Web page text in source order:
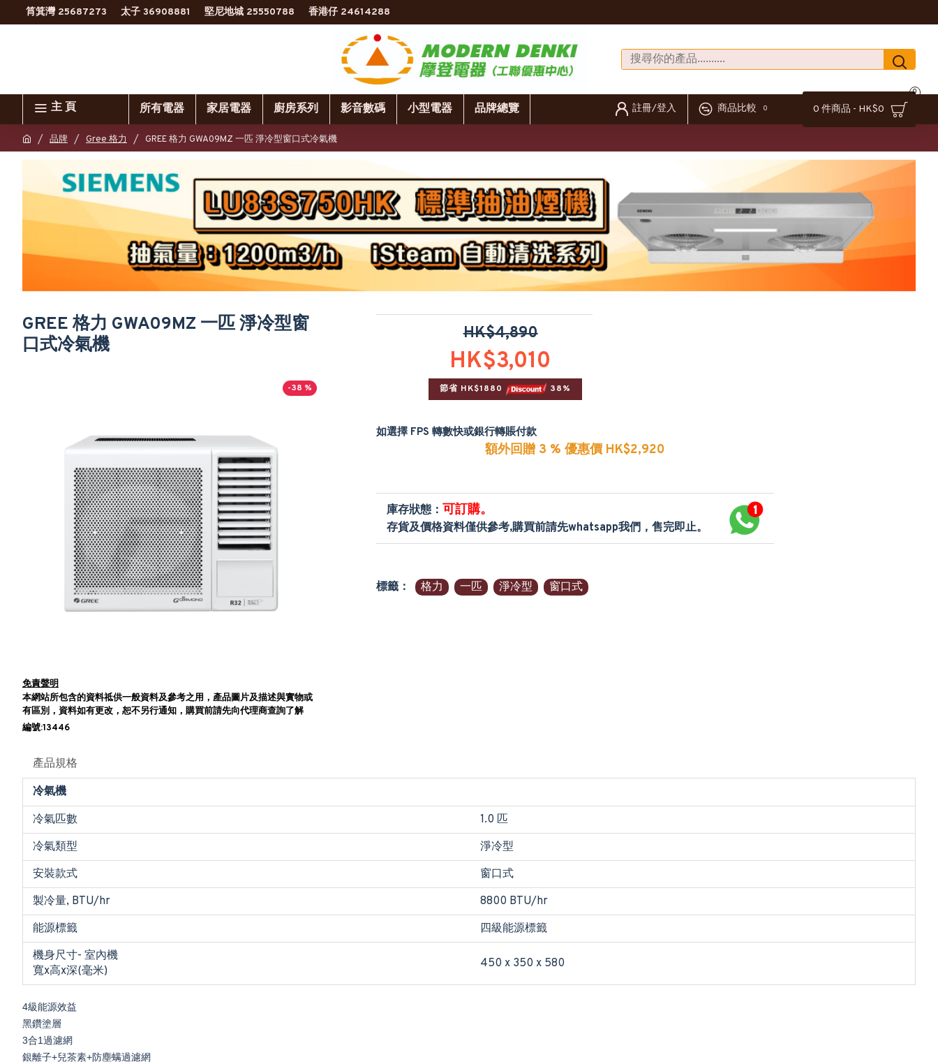
筲箕灣 25687273 太子 36908881 堅尼地城 25550788 香港仔 24614288
主 頁 所有電器 家居電器 廚房系列 影音數碼 小型電器 品牌總覽 註冊/登入 商品比較 0 0 件商品 - HK$0
0
品牌 Gree 格力 GREE 格力 GWA09MZ 一匹 淨冷型窗口式冷氣機
GREE 格力 GWA09MZ 一匹 淨冷型窗
口式冷氣機
-38 %
免責聲明
本網站所包含的資料祗供一般資料及參考之用，產品圖片及描述與實物或
有區別，資料如有更改，恕不另行通知，購買前請先向代理商查詢了解
編號:13446
HK$3,010
HK$4,890
節省 HK$1880 38%
如選擇 FPS 轉數快或銀行轉賬付款
額外回贈 3 % 優惠價 HK$2,920
庫存狀態： 可訂購。
存貨及價格資料僅供參考,購買前請先whatsapp我們，售完即止。
標籤： 格力 一匹 淨冷型 窗口式
產品規格
冷氣機
冷氣匹數
1.0 匹
冷氣類型
淨冷型
安裝款式
窗口式
製冷量, BTU/hr
8800 BTU/hr
能源標籤
四級能源標籤
機身尺寸- 室內機
寬x高x深(毫米)
450 x 350 x 580
4級能源效益
黑鑽塗層
3合1過濾網
銀離子+兒茶素+防塵螨過濾網